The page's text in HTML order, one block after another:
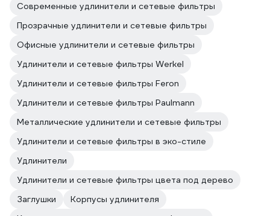
Современные удлинители и сетевые фильтры
Прозрачные удлинители и сетевые фильтры
Офисные удлинители и сетевые фильтры
Удлинители и сетевые фильтры Werkel
Удлинители и сетевые фильтры Feron
Удлинители и сетевые фильтры Paulmann
Металлические удлинители и сетевые фильтры
Удлинители и сетевые фильтры в эко-стиле
Удлинители
Удлинители и сетевые фильтры цвета под дерево
Заглушки
Корпусы удлинителя